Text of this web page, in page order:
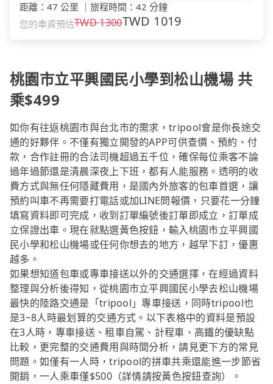
距離 ： 47 公里 旅程時間 ： 42 分鐘
您的車資預估TWD1300TWD 1019
桃園市立平興國民小學到松山機場 共
乘$499
如你有往返桃園市與台北市的需求，tripool會是你長途交
通的好夥伴。不僅有獨立開發的APP可供查價、預約、付
款，合作註冊的合法司機超過五千位，確保每位乘客不論
過年過節還是清晨深夜上下班，都有人能服務。透明的收
費方式與無任何隱藏費用，是國內外旅客的包車首選，讓
預約叫車不再需要打電話或加LINE問報價，只要花一分鐘
填寫資料即可完成，收到訂單編號後訂單即成立，訂單成
立保證出車。現在就點選黃色按鈕，輸入桃園市立平興國
民小學和松山機場或任何你想去的地方，越早下訂，優惠
越多。
如果想知道包車或專車接送以外的交通選擇，在經過資料
整理與分析後得知，從桃園市立平興國民小學去松山機場
最快的陸路交通是「tripool」專車接送，同時tripool也
是3~8人時最划算的交通方式。以下表格中的資料是預設
在3人時，專車接送、租車自駕、計程車、高鐵的優缺點
比較，更完整的交通費用與時間分析，請見更下方的常見
問題。如僅有一人時，tripool的拼車共乘還能進一步節省
開銷，一人乘車僅$500（詳情請按黃色按鈕查詢）。